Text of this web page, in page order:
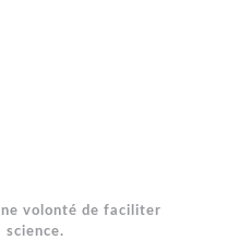
volonté de faciliter
science.